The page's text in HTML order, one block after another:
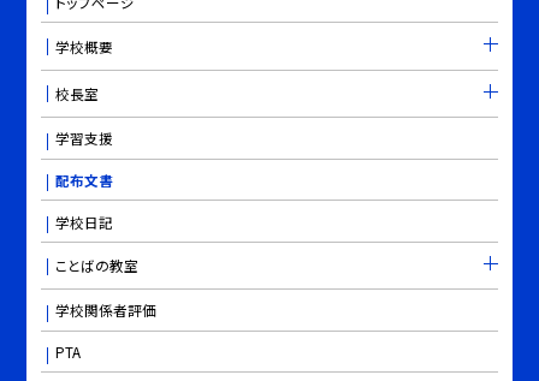
学校概要
校長室
学習支援
配布文書
学校日記
ことばの教室
学校関係者評価
PTA